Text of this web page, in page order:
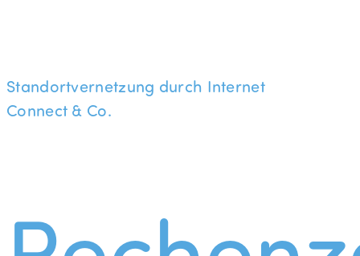
Standortvernetzung durch Internet
Connect & Co.